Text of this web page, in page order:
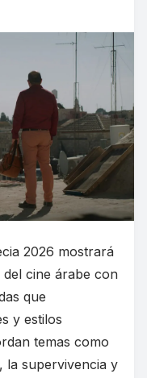
2026 mostrará
del cine árabe con
que
y estilos
temas como
la supervivencia y